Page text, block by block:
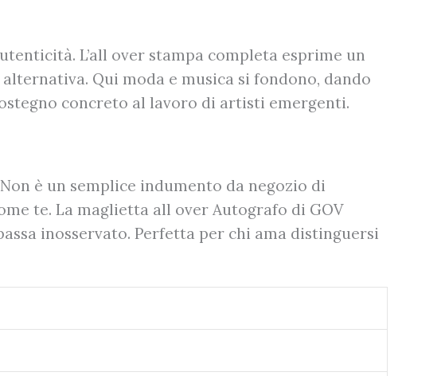
L’all over stampa completa esprime un
Qui moda e musica si fondono, dando
concreto al lavoro di artisti emergenti.
è un semplice indumento da negozio di
te. La maglietta all over Autografo di GOV
inosservato. Perfetta per chi ama distinguersi